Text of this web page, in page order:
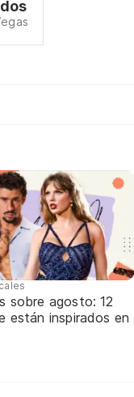
sobre agosto: 12
están inspirados en